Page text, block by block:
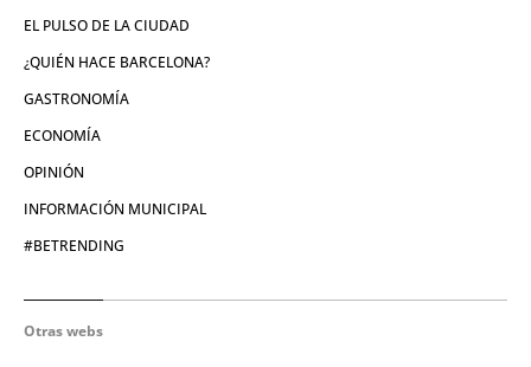
EL PULSO DE LA CIUDAD
¿QUIÉN HACE BARCELONA?
GASTRONOMÍA
ECONOMÍA
OPINIÓN
INFORMACIÓN MUNICIPAL
#BETRENDING
Otras webs